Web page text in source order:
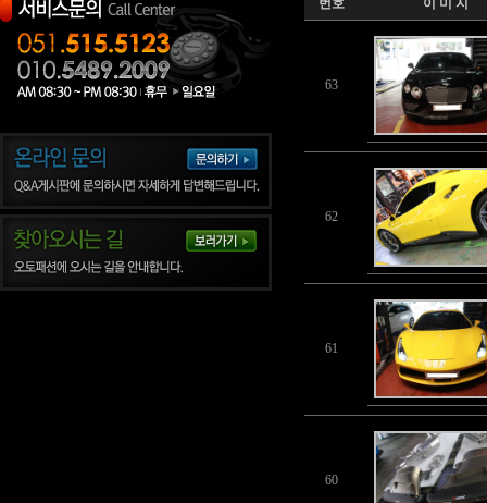
번호 이 미 지
63
62
61
60